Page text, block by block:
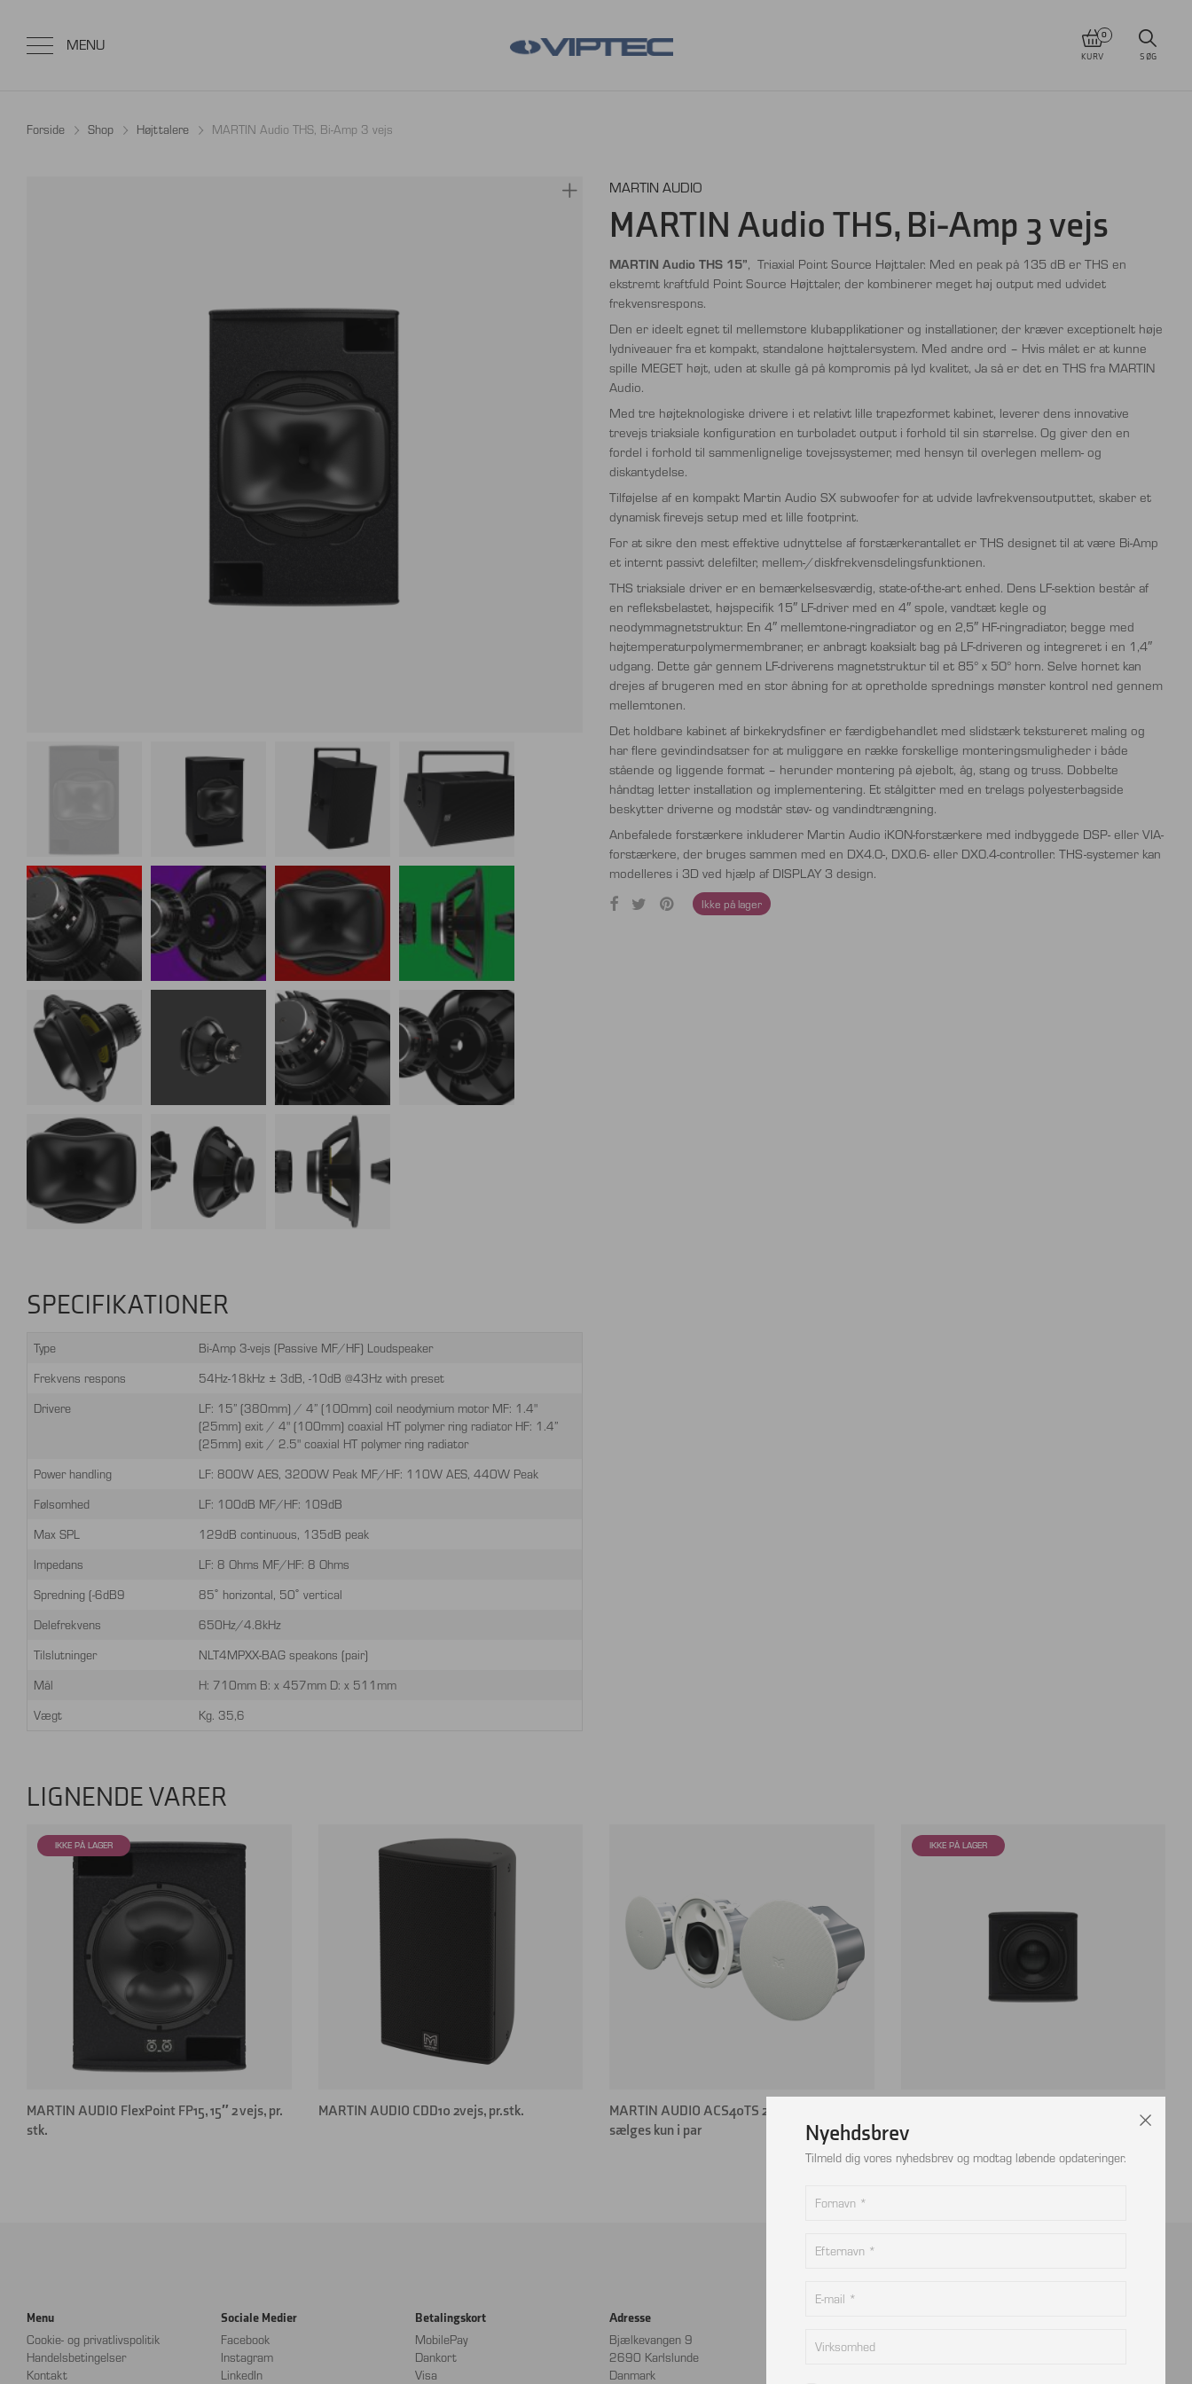
0
KURV SØG
Forside Shop Højttalere MARTIN Audio THS, Bi-Amp 3 vejs
MARTIN AUDIO
MARTIN Audio THS, Bi-Amp 3 vejs
MARTIN Audio THS 15”, Triaxial Point Source Højttaler. Med en peak på 135 dB er THS en
ekstremt kraftfuld Point Source Højttaler, der kombinerer meget høj output med udvidet
frekvensrespons.
Den er ideelt egnet til mellemstore klubapplikationer og installationer, der kræver exceptionelt høje
lydniveauer fra et kompakt, standalone højttalersystem. Med andre ord – Hvis målet er at kunne
spille MEGET højt, uden at skulle gå på kompromis på lyd kvalitet, Ja så er det en THS fra MARTIN
Audio.
Med tre højteknologiske drivere i et relativt lille trapezformet kabinet, leverer dens innovative
trevejs triaksiale konfiguration en turboladet output i forhold til sin størrelse. Og giver den en
fordel i forhold til sammenlignelige tovejssystemer, med hensyn til overlegen mellem- og
diskantydelse.
Tilføjelse af en kompakt Martin Audio SX subwoofer for at udvide lavfrekvensoutputtet, skaber et
dynamisk firevejs setup med et lille footprint.
For at sikre den mest effektive udnyttelse af forstærkerantallet er THS designet til at være Bi-Amp
et internt passivt delefilter, mellem-/diskfrekvensdelingsfunktionen.
THS triaksiale driver er en bemærkelsesværdig, state-of-the-art enhed. Dens LF-sektion består af
en refleksbelastet, højspecifik 15″ LF-driver med en 4″ spole, vandtæt kegle og
neodymmagnetstruktur. En 4″ mellemtone-ringradiator og en 2,5″ HF-ringradiator, begge med
højtemperaturpolymermembraner, er anbragt koaksialt bag på LF-driveren og integreret i en 1,4″
udgang. Dette går gennem LF-driverens magnetstruktur til et 85° x 50° horn. Selve hornet kan
drejes af brugeren med en stor åbning for at opretholde sprednings mønster kontrol ned gennem
mellemtonen.
Det holdbare kabinet af birkekrydsfiner er færdigbehandlet med slidstærk tekstureret maling og
har flere gevindindsatser for at muliggøre en række forskellige monteringsmuligheder i både
stående og liggende format – herunder montering på øjebolt, åg, stang og truss. Dobbelte
håndtag letter installation og implementering. Et stålgitter med en trelags polyesterbagside
beskytter driverne og modstår støv- og vandindtrængning.
Anbefalede forstærkere inkluderer Martin Audio iKON-forstærkere med indbyggede DSP- eller VIA-
forstærkere, der bruges sammen med en DX4.0-, DX0.6- eller DX0.4-controller. THS-systemer kan
modelleres i 3D ved hjælp af DISPLAY 3 design.
Ikke på lager
SPECIFIKATIONER
Type
Bi-Amp 3-vejs (Passive MF/HF) Loudspeaker
Frekvens respons
54Hz-18kHz ± 3dB, -10dB @43Hz with preset
Drivere
LF: 15” (380mm) / 4” (100mm) coil neodymium motor MF: 1.4"
(25mm) exit / 4" (100mm) coaxial HT polymer ring radiator HF: 1.4”
(25mm) exit / 2.5" coaxial HT polymer ring radiator
Power handling
LF: 800W AES, 3200W Peak MF/HF: 110W AES, 440W Peak
Følsomhed
LF: 100dB MF/HF: 109dB
Max SPL
129dB continuous, 135dB peak
Impedans
LF: 8 Ohms MF/HF: 8 Ohms
Spredning (-6dB9
85˚ horizontal, 50˚ vertical
Delefrekvens
650Hz/4.8kHz
Tilslutninger
NLT4MPXX-BAG speakons (pair)
Mål
H: 710mm B: x 457mm D: x 511mm
Vægt
Kg. 35,6
LIGNENDE VARER
MARTIN AUDIO FlexPoint FP15, 15″ 2 vejs, pr.
stk.
MARTIN AUDIO CDD10 2vejs, pr.stk.
MARTIN AUDIO ACS40TS 2 vejs indbygning –
sælges kun i par
Menu
Cookie- og privatlivspolitik
Handelsbetingelser
Kontakt
Sociale Medier
Facebook
Instagram
LinkedIn
Betalingskort
MobilePay
Dankort
Visa
Adresse
Bjælkevangen 9
2690 Karlslunde
Danmark
info@viptec.dk
Nyehdsbrev
Tilmeld dig vores nyhedsbrev og modtag løbende opdateringer.